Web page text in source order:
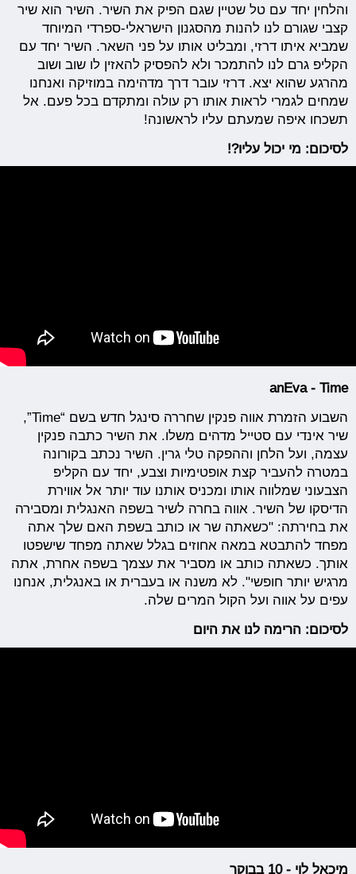
והלחין יחד עם טל שטיין שגם הפיק את השיר. השיר הוא שיר
קצבי שגורם לנו להנות מהסגנון הישראלי-ספרדי המיוחד
שמביא איתו דרזי, ומבליט אותו על פני השאר. השיר יחד עם
הקליפ גרם לנו להתמכר ולא להפסיק להאזין לו שוב ושוב
מהרגע שהוא יצא. דרזי עובר דרך מדהימה במוזיקה ואנחנו
שמחים לגמרי לראות אותו רק עולה ומתקדם בכל פעם. אל
תשכחו איפה שמעתם עליו לראשונה!
לסיכום: מי יכול עליו?!
anEva - Time
השבוע הזמרת אווה פנקין שחררה סינגל חדש בשם “Time”,
שיר אינדי עם סטייל מדהים משלו. את השיר כתבה פנקין
עצמה, ועל הלחן וההפקה טלי גרין. השיר נכתב בקורונה
במטרה להעביר קצת אופטימיות וצבע, יחד עם הקליפ
הצבעוני שמלווה אותו ומכניס אותנו עוד יותר אל אווירת
הדיסקו של השיר. אווה בחרה לשיר בשפה האנגלית ומסבירה
את בחירתה: "כשאתה שר או כותב בשפת האם שלך אתה
מפחד להתבטא במאה אחוזים בגלל שאתה מפחד שישפטו
אותך. כשאתה כותב או מסביר את עצמך בשפה אחרת, אתה
מרגיש יותר חופשי". לא משנה או בעברית או באנגלית, אנחנו
עפים על אווה ועל הקול המרים שלה.
לסיכום: הרימה לנו את היום
מיכאל לוי - 10 בבוקר